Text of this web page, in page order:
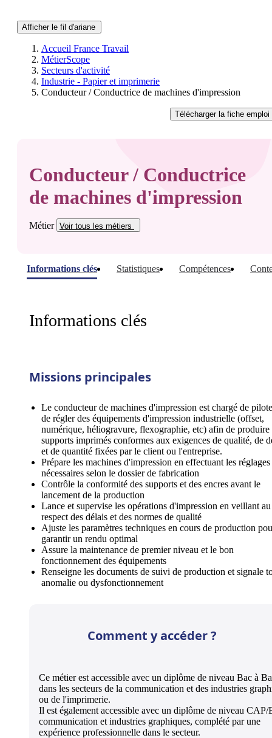
Afficher le fil d'ariane
Accueil France Travail
MétierScope
Secteurs d'activité
Industrie - Papier et imprimerie
Conducteur / Conductrice de machines d'impression
Télécharger la fiche emploi
Conducteur / Conductrice
de machines d'impression
Métier Voir tous les métiers
Informations clés Statistiques Compétences
Informations clés
Missions principales
Le conducteur de machines d'impression est chargé de
de régler des équipements d'impression industrielle (offset,
numérique, héliogravure, flexographie, etc) afin de produire
supports imprimés conformes aux exigences de qualité, de
et de quantité fixées par le client ou l'entreprise.
Prépare les machines d'impression en effectuant les réglages
nécessaires selon le dossier de fabrication
Contrôle la conformité des supports et des encres avant le
lancement de la production
Lance et supervise les opérations d'impression en veillant au
respect des délais et des normes de qualité
Ajuste les paramètres techniques en cours de production
garantir un rendu optimal
Assure la maintenance de premier niveau et le bon
fonctionnement des équipements
Renseigne les documents de suivi de production et signale
anomalie ou dysfonctionnement
Comment y accéder ?
Ce métier est accessible avec un diplôme de niveau Bac à
dans les secteurs de la communication et des industries
ou de l'imprimerie.
Il est également accessible avec un diplôme de niveau CAP/
communication et industries graphiques, complété par une
expérience professionnelle dans le secteur.